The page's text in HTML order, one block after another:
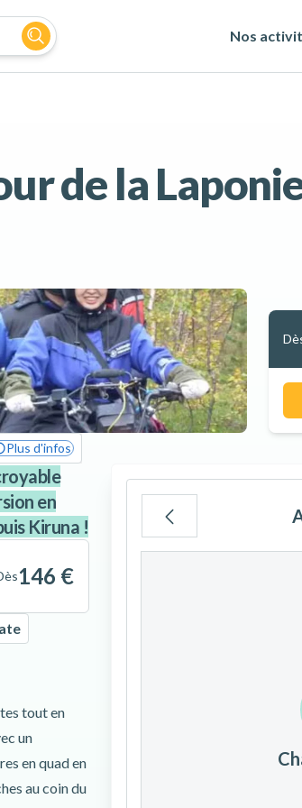
Nos
de la
Plus d'infos
en
Kiruna !
146 €
tout en
un
en quad en
au coin du
19